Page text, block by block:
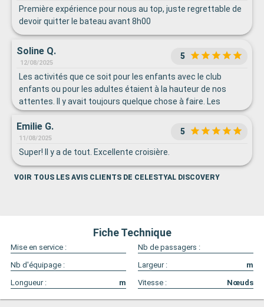
Première expérience pour nous au top, juste regrettable de
devoir quitter le bateau avant 8h00
Soline Q.
12/08/2025
5
Les activités que ce soit pour les enfants avec le club
enfants ou pour les adultes étaient à la hauteur de nos
attentes. Il y avait toujours quelque chose à faire. Les
spectacles du soir étaient grandioses, magnifiques.
Emilie G.
11/08/2025
5
Super! Il y a de tout. Excellente croisière.
VOIR TOUS LES AVIS CLIENTS DE CELESTYAL DISCOVERY
Fiche Technique
Mise en service :
Nb de passagers :
Nb d'équipage :
Largeur :
m
Longueur :
m Vitesse : Nœuds